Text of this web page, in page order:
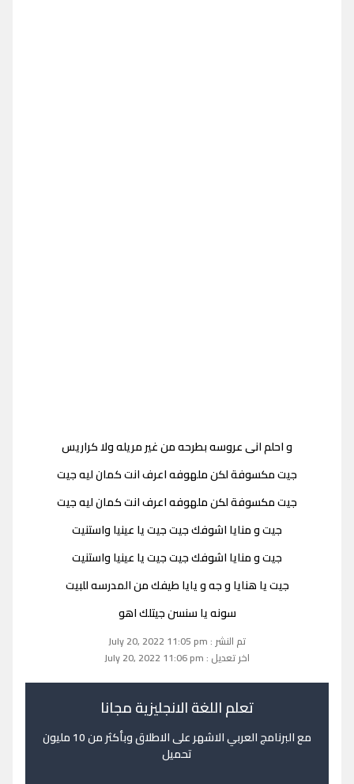
و احلم انى عروسه بطرحه من غير مريله ولا كراريس
جيت مكسوفة لكن ملهوفه اعرف انت كمان ليه جيت
جيت مكسوفة لكن ملهوفه اعرف انت كمان ليه جيت
جيت و منايا اشوفك جيت جيت يا عينيا واستنيت
جيت و منايا اشوفك جيت جيت يا عينيا واستنيت
جيت يا هنايا و جه و يايا طيفك من المدرسه للبيت
سونه يا سنسن جيتلك اهو
تم النشر : July 20, 2022 11:05 pm
اخر تعديل : July 20, 2022 11:06 pm
تعلم اللغة الانجليزية مجانا
مع البرنامج العربي الاشهر على الاطلاق وبأكثر من 10 مليون
تحميل